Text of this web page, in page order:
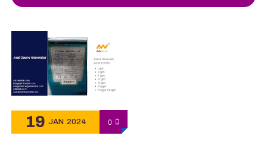
19 JAN 2024 0